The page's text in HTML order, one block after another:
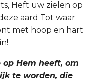
Heft uw zielen op
aard Tot waar
met hoop en hart
op Hem heeft, om
te worden, die